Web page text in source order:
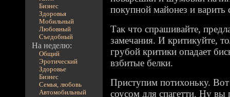
Бизнес
Здоровья
Мобильный
Любовный
Съедобный
На неделю:
Общий
Эротический
Здоровье
Бизнес
Семья, любовь
Автомобильный
покупной майонез и варить
Так что спрашивайте,
замечания. И критикуйте,
грубой критики опадает
взбитые белки.
Приступим потихоньку. Вот
соусом для спагетти. Ну